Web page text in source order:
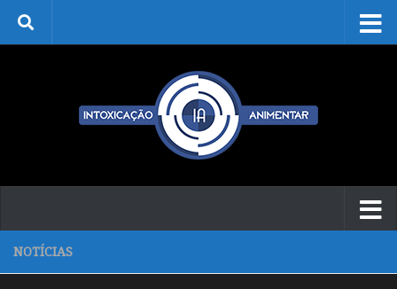
Skip to content
NOTÍCIAS